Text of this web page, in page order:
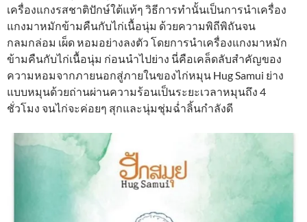
เครื่องแกงรสชาติปักษ์ใต้แท้ๆ วิธีการทำนั้นเป็นการนำเครื่อง
แกงมาหมักข้ามคืนกับไก่เนื้อนุ่ม ด้วยความพิถีพิถันจน
กลมกล่อม เผ็ด หอมอย่างลงตัว โดยการนำเครื่องแกงมาหมัก
ข้ามคืนกับไก่เนื้อนุ่ม ก่อนนำไปย่าง นี่คือเคล็ดลับสำคัญของ
ความหอมจากภายนอกสู่ภายในของไก่หมุน Hug Samui ย่าง
แบบหมุนด้วยถ่านผ่านความร้อนเป็นระยะเวลาหมุนถึง 4
ชั่วโมง จนไก่จะค่อยๆ สุกและนุ่มชุ่มฉ่ำลิ้นกำลังดี